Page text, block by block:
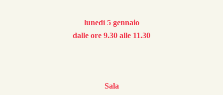
lunedì 5 gennaio
dalle ore 9.30 alle 11.30
Sala